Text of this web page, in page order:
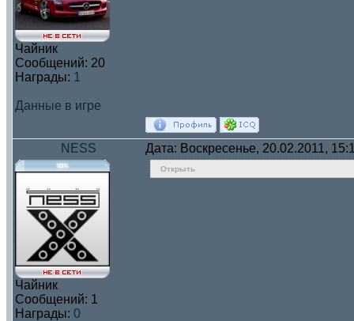
Чайник
Сообщений: 20
Награды: 1
Данные в игре
NESS Дата: Воскресенье, 20.02.2011,
Чайник
Сообщений: 1
Награды: 0
Открыть